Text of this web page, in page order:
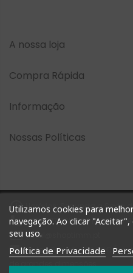
Utilizamos cookies para
navegação. Ao clicar
seu uso.
Política de Privacidade
A nossa loja
Compra Rápida
Informação
Nossas Políticas
Horários: Segunda a Sexta
+351 927 748 884 | +351 212
 geral@shoptimm.pt
Portes Grátis* +162.50€
de grandes dimensões